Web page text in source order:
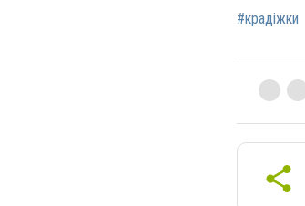
#крадіжки